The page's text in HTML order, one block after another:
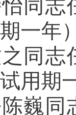
同志
一年
同志
用期
巍同